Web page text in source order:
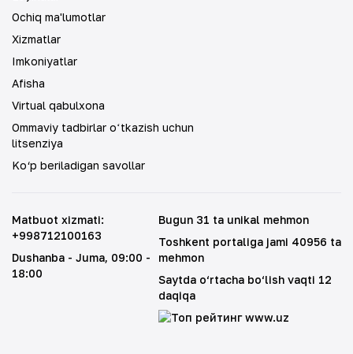
Ochiq ma'lumotlar
Xizmatlar
Imkoniyatlar
Afisha
Virtual qabulxona
Ommaviy tadbirlar oʻtkazish uchun
litsenziya
Ko‘p beriladigan savollar
Matbuot xizmati:
+998712100163
Dushanba - Juma, 09:00 -
18:00
Bugun 31 ta unikal mehmon
Toshkent portaliga jami 40956 ta
mehmon
Saytda o‘rtacha bo‘lish vaqti 12
daqiqa